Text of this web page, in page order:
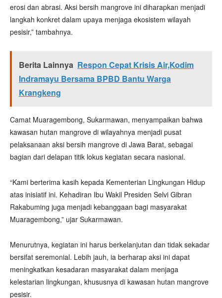
erosi dan abrasi. Aksi bersih mangrove ini diharapkan menjadi
langkah konkret dalam upaya menjaga ekosistem wilayah
pesisir,” tambahnya.
Berita Lainnya Respon Cepat Krisis Air,Kodim
Indramayu Bersama BPBD Bantu Warga
Krangkeng
Camat Muaragembong, Sukarmawan, menyampaikan bahwa
kawasan hutan mangrove di wilayahnya menjadi pusat
pelaksanaan aksi bersih mangrove di Jawa Barat, sebagai
bagian dari delapan titik lokus kegiatan secara nasional.
“Kami berterima kasih kepada Kementerian Lingkungan Hidup
atas inisiatif ini. Kehadiran Ibu Wakil Presiden Selvi Gibran
Rakabuming juga menjadi kebanggaan bagi masyarakat
Muaragembong,” ujar Sukarmawan.
Menurutnya, kegiatan ini harus berkelanjutan dan tidak sekadar
bersifat seremonial. Lebih jauh, ia berharap aksi ini dapat
meningkatkan kesadaran masyarakat dalam menjaga
kelestarian lingkungan, khususnya di kawasan hutan mangrove
pesisir.